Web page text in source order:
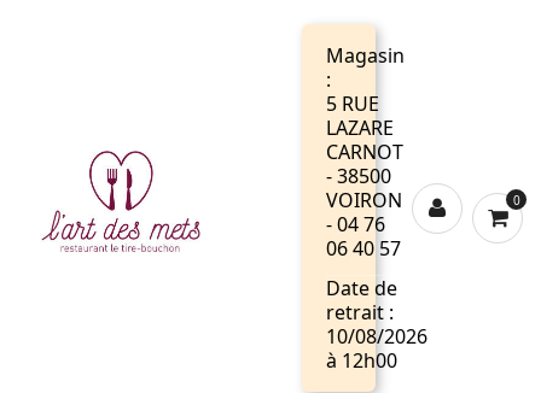
Magasin
:
5 RUE
LAZARE
CARNOT
- 38500
VOIRON
- 04 76
06 40 57
Date de
retrait :
10/08/2026
à 12h00
0